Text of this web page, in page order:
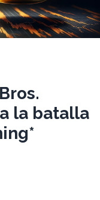
la batalla